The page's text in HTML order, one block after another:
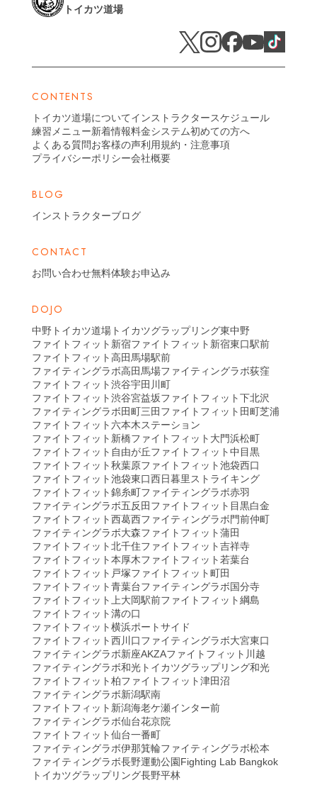
トイカツ道場
CONTENTS
トイカツ道場についてインストラクタースケジュール
練習メニュー新着情報料金システム初めての方へ
よくある質問お客様の声利用規約・注意事項
プライバシーポリシー会社概要
BLOG
インストラクターブログ
CONTACT
お問い合わせ無料体験お申込み
DOJO
中野トイカツ道場トイカツグラップリング東中野
ファイトフィット新宿ファイトフィット新宿東口駅前
ファイトフィット高田馬場駅前
ファイティングラボ高田馬場ファイティングラボ荻窪
ファイトフィット渋谷宇田川町
ファイトフィット渋谷宮益坂ファイトフィット下北沢
ファイティングラボ田町三田 ファイトフィット田町芝浦
ファイトフィット六本木ステーション
ファイトフィット新橋ファイトフィット大門浜松町
ファイトフィット自由が丘ファイトフィット中目黒
ファイトフィット秋葉原ファイトフィット池袋西口
ファイトフィット池袋東口西日暮里ストライキング
ファイトフィット錦糸町ファイティングラボ赤羽
ファイティングラボ五反田 ファイトフィット目黒白金
ファイトフィット西葛西ファイティングラボ門前仲町
ファイティングラボ大森ファイトフィット蒲田
ファイトフィット北千住ファイトフィット吉祥寺
ファイトフィット本厚木ファイトフィット若葉台
ファイトフィット戸塚ファイトフィット町田
ファイトフィット青葉台ファイティングラボ国分寺
ファイトフィット上大岡駅前ファイトフィット綱島
ファイトフィット溝の口
ファイトフィット横浜ポートサイド
ファイトフィット西川口ファイティングラボ大宮東口
ファイティングラボ新座AKZAファイトフィット川越
ファイティングラボ和光トイカツグラップリング和光
ファイトフィット柏ファイトフィット津田沼
ファイティングラボ新潟駅南
ファイトフィット新潟海老ケ瀬インター前
ファイティングラボ仙台花京院
ファイトフィット仙台一番町
ファイティングラボ伊那箕輪ファイティングラボ松本
ファイティングラボ長野運動公園Fighting Lab Bangkok
トイカツグラップリング長野平林